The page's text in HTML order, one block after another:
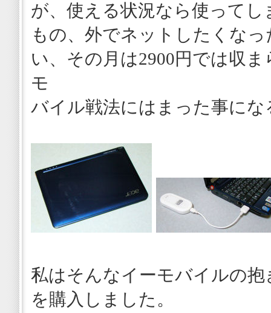
が、使える状況なら使って
もの、外でネットしたくな
い、その月は2900円では収
モ
バイル戦法にはまった事に
私はそんなイーモバイルの抱
を購入しました。